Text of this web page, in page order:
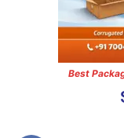
Best